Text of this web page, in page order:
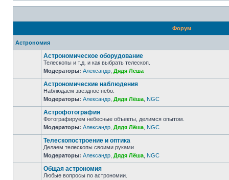
Форум
Астрономия
Астрономическое оборудование
Телескопы и т.д. и как выбрать телескоп.
Модераторы: Александр Дядя Лёша
Астрономические наблюдения
Наблюдаем звездное небо.
Модераторы: Александр Дядя Лёша NGC
Астрофотография
Фотографируем небесные объекты, делимся опытом.
Модераторы: Александр Дядя Лёша NGC
Телескопостроение и оптика
Делаем телескопы своими руками
Модераторы: Александр Дядя Лёша NGC
Общая астрономия
Любые вопросы по астрономии.